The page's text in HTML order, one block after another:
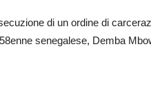
di un ordine di
senegalese, Demba